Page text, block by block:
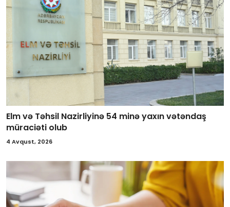
Elm və Təhsil Nazirliyinə 54 minə yaxın vətəndaş
müraciəti olub
4 Avqust, 2026